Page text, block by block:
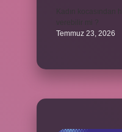
Temmuz 23, 2026